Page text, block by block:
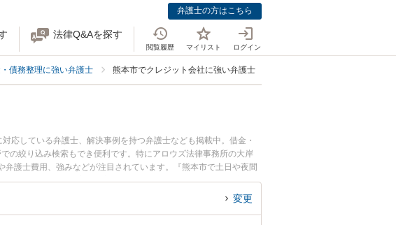
弁護士の方はこちら
法律Q&Aを探す
閲覧履歴 マイリスト ログイン
債務整理に強い弁護士 熊本市でクレジット会社に強い弁護士
応している弁護士、解決事例を持つ弁護士なども掲載中。借金・
の絞り込み検索もでき便利です。特にアロウズ法律事務所の大岸
護士費用、強みなどが注目されています。『熊本市で土日や夜間
のトラブル解決の実績豊富な近くの弁護士を検索したい』『初回相
者さんにおすすめです。
変更